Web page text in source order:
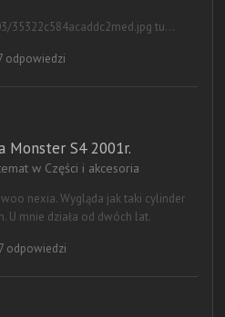
35322c584acaddc2med.jpg tu...
odpowiedzi
Monster S4 2001r.
w Części i akcesoria
nexia. Wygląda jak taki cylinder
U mnie działa od dwóch lat.
7 odpowiedzi